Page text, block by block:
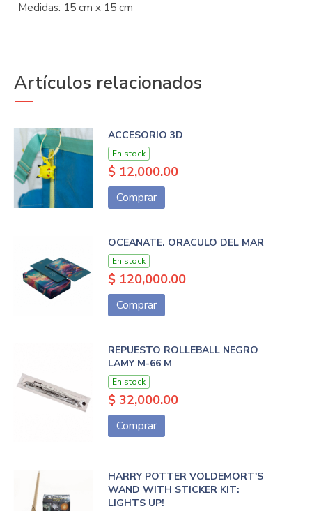
Medidas: 15 cm x 15 cm
Artículos relacionados
ACCESORIO 3D
En stock
$ 12,000.00
Comprar
OCEANATE. ORACULO DEL MAR
En stock
$ 120,000.00
Comprar
REPUESTO ROLLEBALL NEGRO
LAMY M-66 M
En stock
$ 32,000.00
Comprar
HARRY POTTER VOLDEMORT'S
WAND WITH STICKER KIT:
LIGHTS UP!